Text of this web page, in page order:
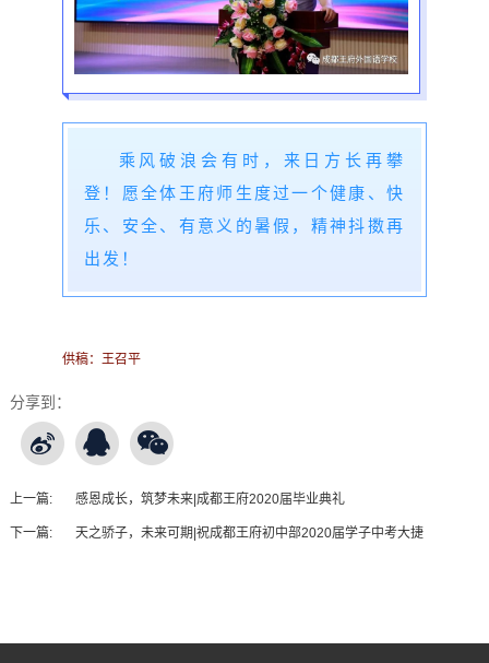
乘风破浪会有时，来日方长再攀
登！愿全体王府师生度过一个健康、快
乐、安全、有意义的暑假，精神抖擞再
出发！
供稿：王召平
分享到：
上一篇: 感恩成长，筑梦未来|成都王府2020届毕业典礼
下一篇: 天之骄子，未来可期|祝成都王府初中部2020届学子中考大捷